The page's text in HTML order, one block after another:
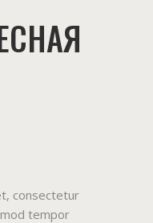
consectetur
tempor